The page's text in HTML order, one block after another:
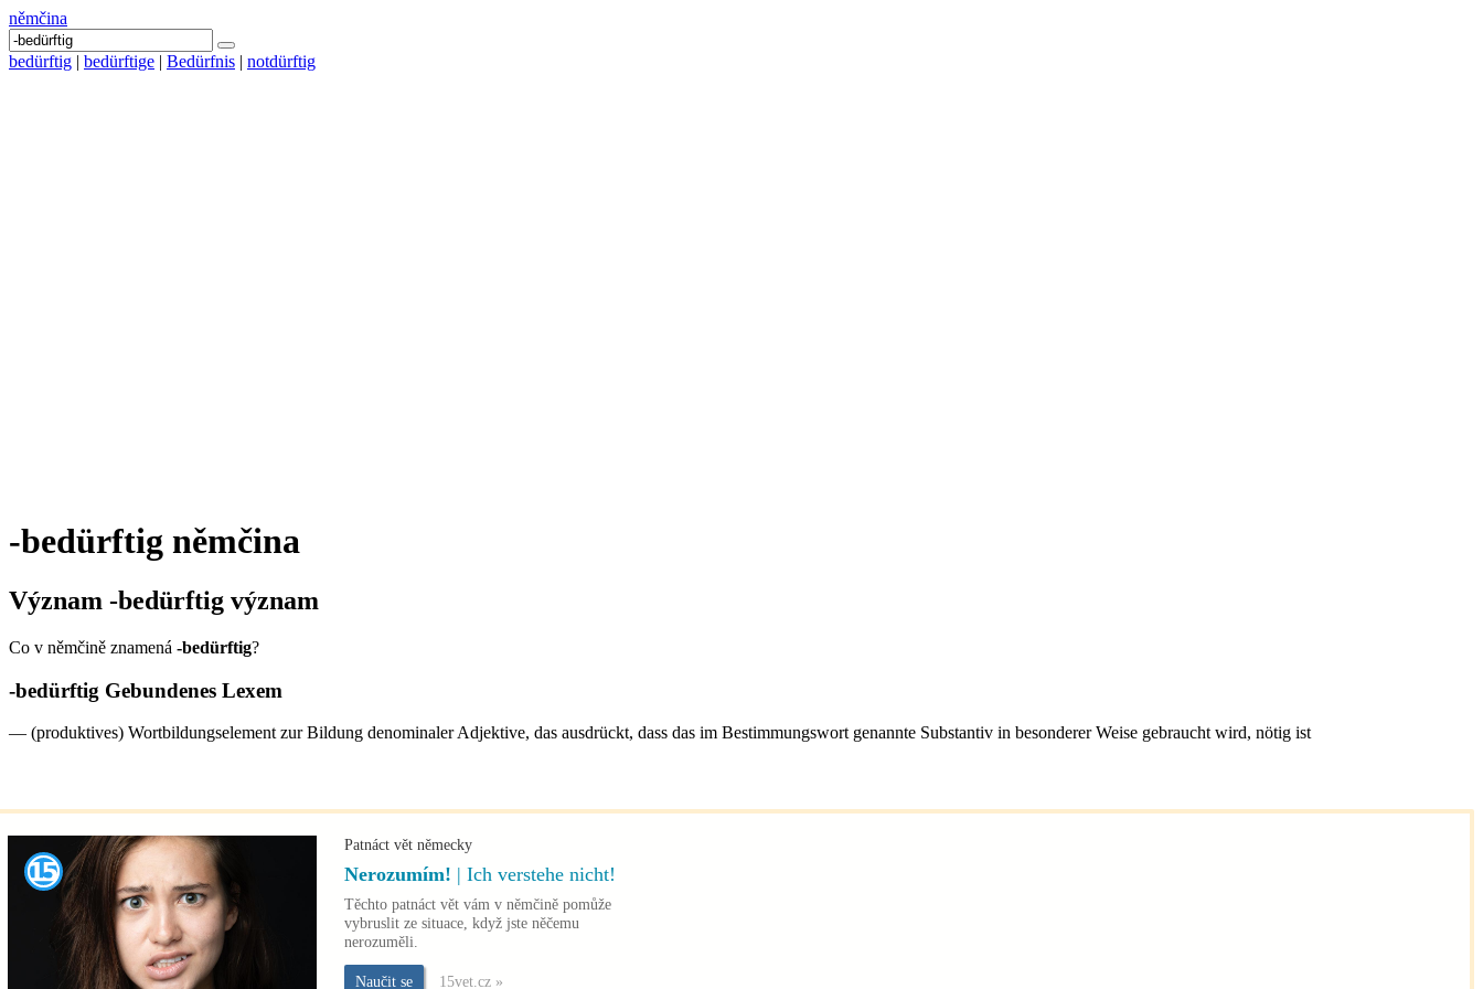
němčina
bedürftig | bedürftige | Bedürfnis | notdürftig
-bedürftig němčina
Význam -bedürftig význam
Co v němčině znamená -bedürftig?
-bedürftig Gebundenes Lexem
— (produktives) Wortbildungselement zur Bildung denominaler Adjektive, das ausdrückt, dass das im Bestimmungswort genannte Substantiv in besonderer Weise gebraucht wird, nötig ist
Patnáct vět německy
Nerozumím! | Ich verstehe nicht!
Těchto patnáct vět vám v němčině pomůže
vybruslit ze situace, když jste něčemu
nerozuměli.
Naučit se 15vet.cz »